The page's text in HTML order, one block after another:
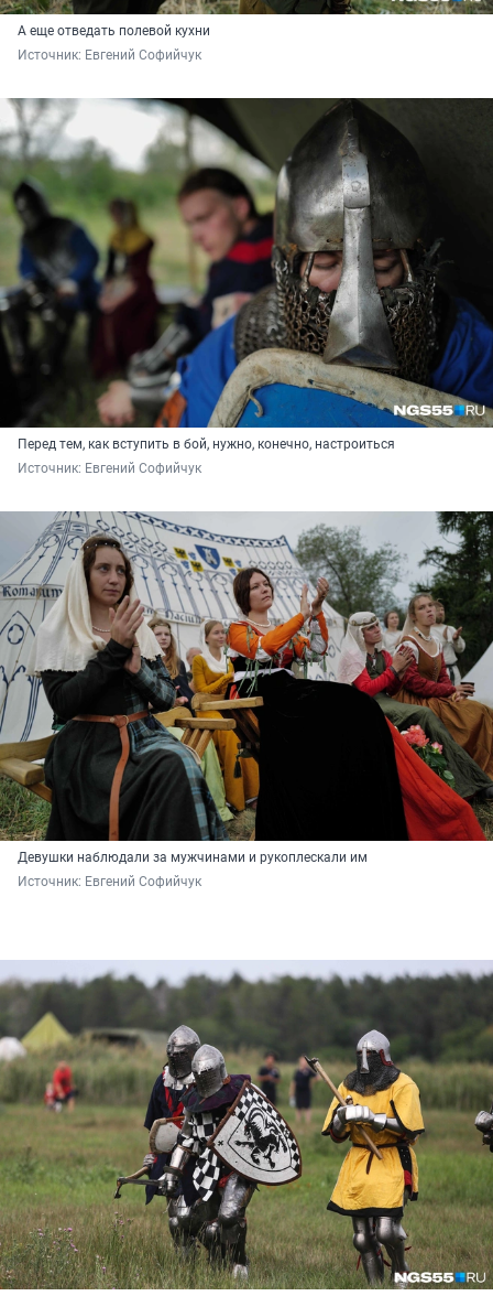
А еще отведать полевой кухни
Источник: Евгений Софийчук
Перед тем, как вступить в бой, нужно, конечно, настроиться
Источник: Евгений Софийчук
Девушки наблюдали за мужчинами и рукоплескали им
Источник: Евгений Софийчук